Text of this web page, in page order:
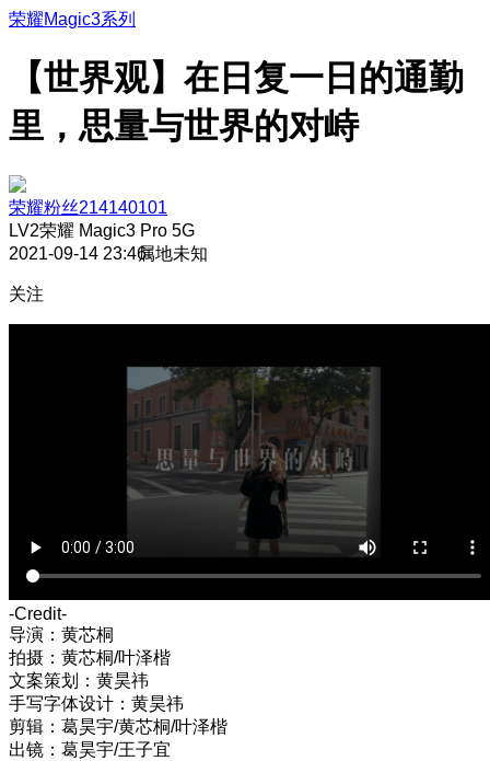
荣耀Magic3系列
【世界观】在日复一日的通勤
里，思量与世界的对峙
荣耀粉丝214140101
LV2荣耀 Magic3 Pro 5G
2021-09-14 23:46属地未知
关注
-Credit-
导演：黄芯桐
拍摄：黄芯桐/叶泽楷
文案策划：黄昊祎
手写字体设计：黄昊祎
剪辑：葛昊宇/黄芯桐/叶泽楷
出镜：葛昊宇/王子宜